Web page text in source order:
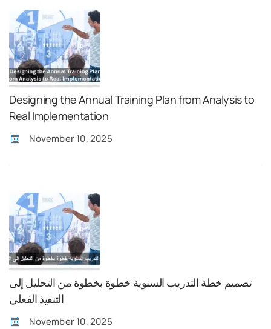
Designing the Annual Training Plan from Analysis to
Real Implementation
November 10, 2025
تصميم خطة التدريب السنوية خطوة بخطوة من التحليل إلى
التنفيذ الفعلي
November 10, 2025